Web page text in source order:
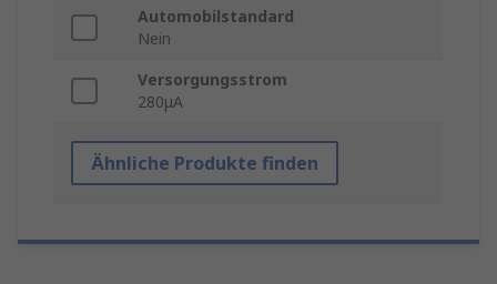
Automobilstandard
Nein
Versorgungsstrom
280μA
Ähnliche Produkte finden